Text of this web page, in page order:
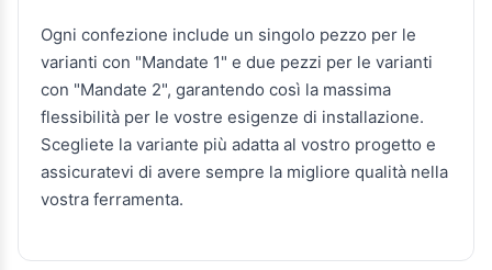
Ogni confezione include un singolo pezzo per le
varianti con "Mandate 1" e due pezzi per le varianti
con "Mandate 2", garantendo così la massima
flessibilità per le vostre esigenze di installazione.
Scegliete la variante più adatta al vostro progetto e
assicuratevi di avere sempre la migliore qualità nella
vostra ferramenta.